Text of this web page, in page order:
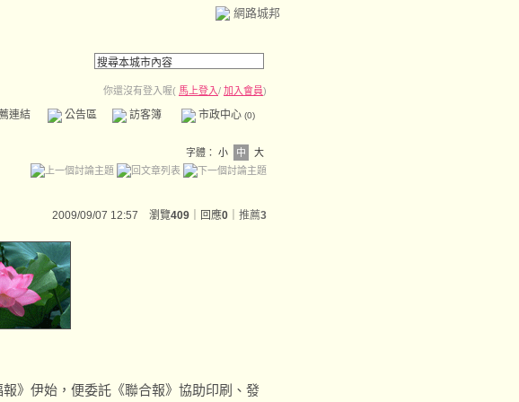
網路城邦
你還沒有登入喔( 馬上登入/ 加入會員)
連結 公告區 訪客簿 市政中心 (0)
字體： 小 中 大
2009/09/07 12:57 瀏覽409 ｜回應0 推薦3
》伊始，便委託《聯合報》協助印刷、發